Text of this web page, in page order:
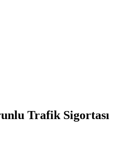
Trafik Sigortası